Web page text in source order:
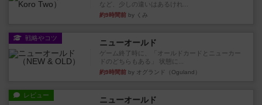
など、少しの違いはあるけれ...
約9時間前 by くみ
戦略やコツ ニューオールド
ゲーム終了時に、「オールドカードとニューカー
ドのどちらもある」 状態に...
約9時間前 by オグランド（Oguland）
レビュー ニューオールド